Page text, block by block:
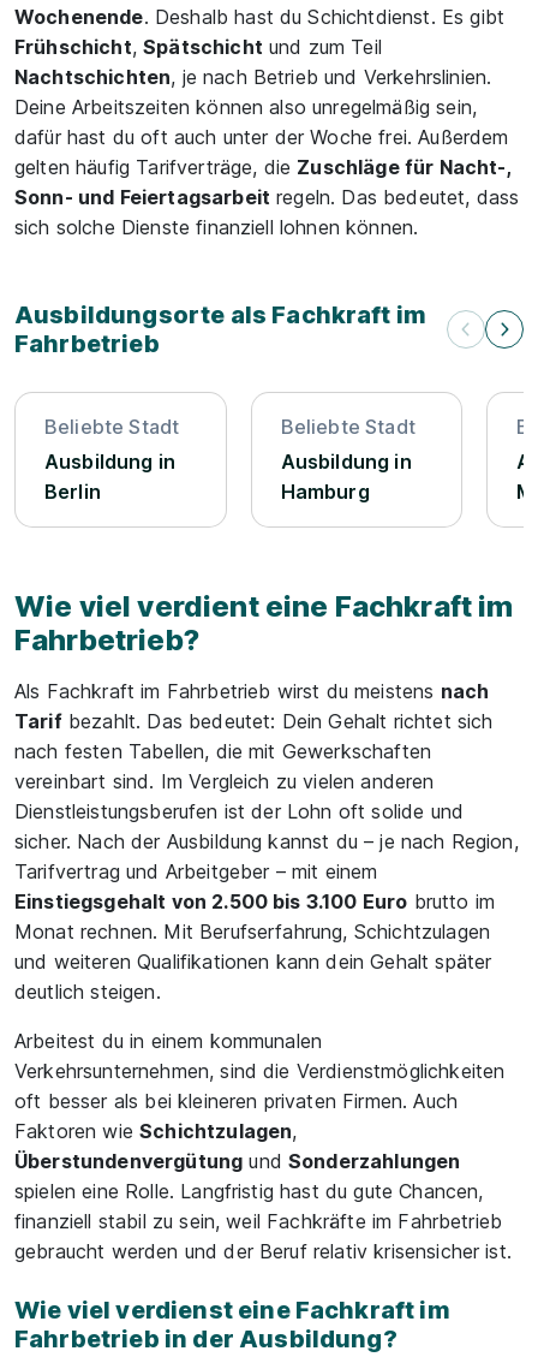
Wochenende. Deshalb hast du Schichtdienst. Es gibt
Frühschicht,Spätschicht und zum Teil
Nachtschichten, je nach Betrieb und Verkehrslinien.
Deine Arbeitszeiten können also unregelmäßig sein,
dafür hast du oft auch unter der Woche frei. Außerdem
gelten häufig Tarifverträge, die Zuschläge für Nacht-,
Sonn- und Feiertagsarbeit regeln. Das bedeutet, dass
sich solche Dienste finanziell lohnen können.
Ausbildungsorte als Fachkraft im
Fahrbetrieb
Beliebte Stadt
Ausbildung in
Berlin
Beliebte Stadt
Ausbildung in
Hamburg
Wie viel verdient eine Fachkraft im
Fahrbetrieb?
Als Fachkraft im Fahrbetrieb wirst du meistens nach
Tarifbezahlt. Das bedeutet: Dein Gehalt richtet sich
nach festen Tabellen, die mit Gewerkschaften
vereinbart sind. Im Vergleich zu vielen anderen
Dienstleistungsberufen ist der Lohn oft solide und
sicher. Nach der Ausbildung kannst du – je nach Region,
Tarifvertrag und Arbeitgeber – mit einem
Einstiegsgehalt von 2.500 bis 3.100 Euro brutto im
Monat rechnen. Mit Berufserfahrung, Schichtzulagen
und weiteren Qualifikationen kann dein Gehalt später
deutlich steigen.
Arbeitest du in einem kommunalen
Verkehrsunternehmen, sind die Verdienstmöglichkeiten
oft besser als bei kleineren privaten Firmen. Auch
Faktoren wieSchichtzulagen,
Überstundenvergütung undSonderzahlungen
spielen eine Rolle. Langfristig hast du gute Chancen,
finanziell stabil zu sein, weil Fachkräfte im Fahrbetrieb
gebraucht werden und der Beruf relativ krisensicher ist.
Wie viel verdienst eine Fachkraft im
Fahrbetrieb in der Ausbildung?